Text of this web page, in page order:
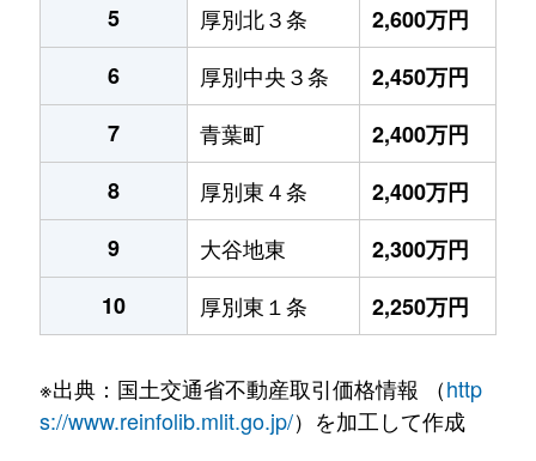
5
厚別北３条
2,600万円
6
厚別中央３条
2,450万円
7
青葉町
2,400万円
8
厚別東４条
2,400万円
9
大谷地東
2,300万円
10
厚別東１条 2,250万円
※出典：国土交通省不動産取引価格情報 （http
s://www.reinfolib.mlit.go.jp/）を加工して作成